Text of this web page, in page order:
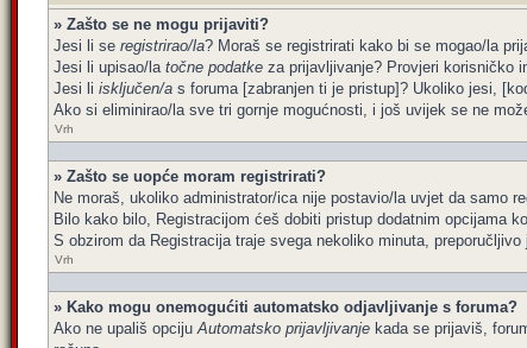
» Zašto se ne mogu prijaviti?
Jesi li se registrirao/la? Moraš se registrirati kako bi se mogao/la
Jesi li upisao/la točne podatke za prijavljivanje? Provjeri korisničko
Jesi li isključen/a s foruma [zabranjen ti je pristup]? Ukoliko jesi,
Ako si eliminirao/la sve tri gornje mogućnosti, i još uvijek se ne
Vrh
» Zašto se uopće moram registrirati?
Ne moraš, ukoliko administrator/ica nije postavio/la uvjet da samo
Bilo kako bilo, Registracijom ćeš dobiti pristup dodatnim opcijama
S obzirom da Registracija traje svega nekoliko minuta, preporučljivo
Vrh
» Kako mogu onemogućiti automatsko odjavljivanje s foruma?
Ako ne upališ opcijuAutomatsko prijavljivanje kada se prijaviš,